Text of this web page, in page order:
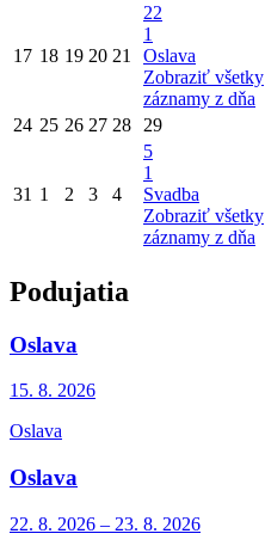
17 18 19 20 21
22
1
Oslava
Zobraziť všetky
záznamy z dňa
24 25 26 27 28 29
31 1 2 3 4
5
1
Svadba
Zobraziť všetky
záznamy z dňa
Podujatia
Oslava
15. 8. 2026
Oslava
Oslava
22. 8. 2026 – 23. 8. 2026